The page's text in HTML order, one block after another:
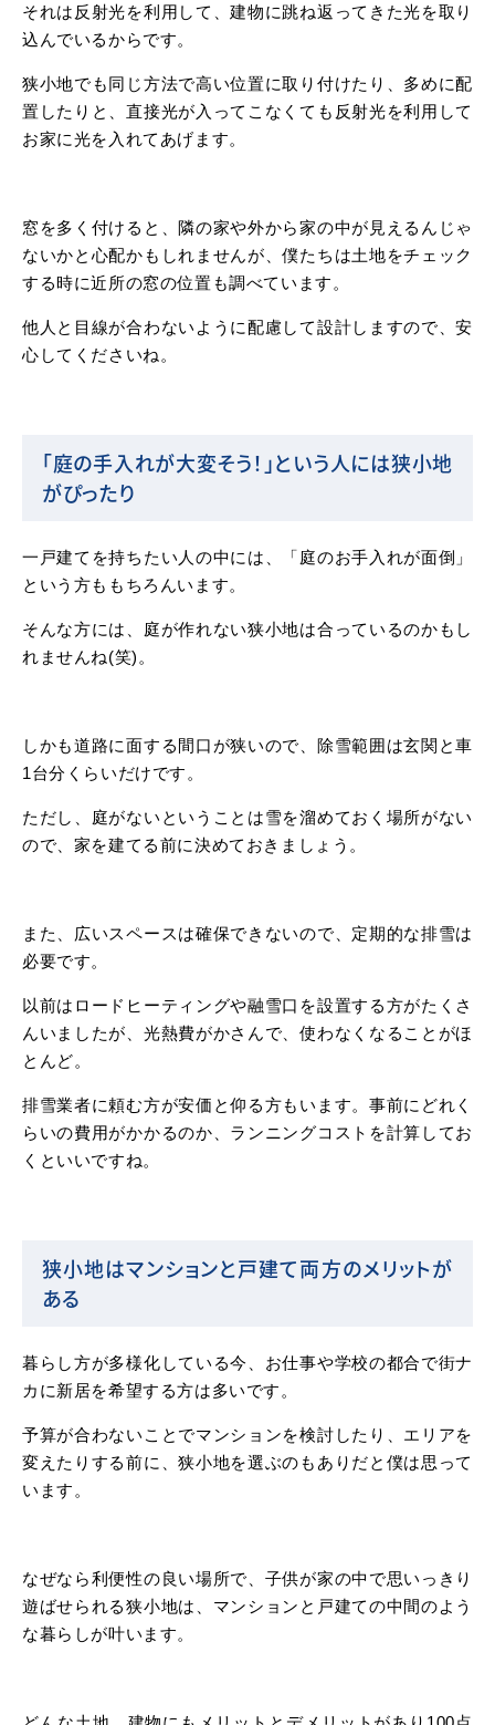
それは反射光を利用して、建物に跳ね返ってきた光を取り
込んでいるからです。
狭小地でも同じ方法で高い位置に取り付けたり、多めに配
置したりと、直接光が入ってこなくても反射光を利用して
お家に光を入れてあげます。
窓を多く付けると、隣の家や外から家の中が見えるんじゃ
ないかと心配かもしれませんが、僕たちは土地をチェック
する時に近所の窓の位置も調べています。
他人と目線が合わないように配慮して設計しますので、安
心してくださいね。
「庭の手入れが大変そう！」という人には狭小地
がぴったり
一戸建てを持ちたい人の中には、「庭のお手入れが面倒」
という方ももちろんいます。
そんな方には、庭が作れない狭小地は合っているのかもし
れませんね(笑)。
しかも道路に面する間口が狭いので、除雪範囲は玄関と車
1台分くらいだけです。
ただし、庭がないということは雪を溜めておく場所がない
ので、家を建てる前に決めておきましょう。
また、広いスペースは確保できないので、定期的な排雪は
必要です。
以前はロードヒーティングや融雪口を設置する方がたくさ
んいましたが、光熱費がかさんで、使わなくなることがほ
とんど。
排雪業者に頼む方が安価と仰る方もいます。事前にどれく
らいの費用がかかるのか、ランニングコストを計算してお
くといいですね。
狭小地はマンションと戸建て両方のメリットが
ある
暮らし方が多様化している今、お仕事や学校の都合で街ナ
カに新居を希望する方は多いです。
予算が合わないことでマンションを検討したり、エリアを
変えたりする前に、狭小地を選ぶのもありだと僕は思って
います。
なぜなら利便性の良い場所で、子供が家の中で思いっきり
遊ばせられる狭小地は、マンションと戸建ての中間のよう
な暮らしが叶います。